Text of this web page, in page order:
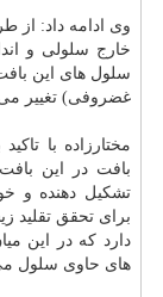
وی ادامه داد: از
خارج سلولی و
سلول های این
غضروفی) تغییر
مختارزاده با
بافت در این
تشكیل دهنده و
برای تحقق تقلید
دارد كه در این
های حاوی سلول